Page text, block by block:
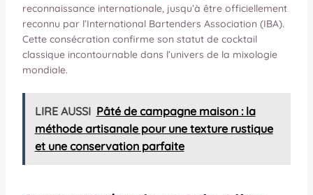
reconnaissance internationale, jusqu’à être officiellement
reconnu par l’International Bartenders Association (IBA).
Cette consécration confirme son statut de cocktail
classique incontournable dans l’univers de la mixologie
mondiale.
LIRE AUSSI Pâté de campagne maison : la
méthode artisanale pour une texture rustique
et une conservation parfaite